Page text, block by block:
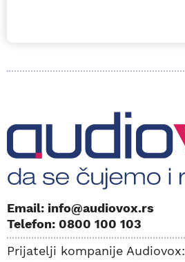
Email: info@audiovox.rs
Telefon: 0800 100 103
Prijatelji kompanije Audiovox: